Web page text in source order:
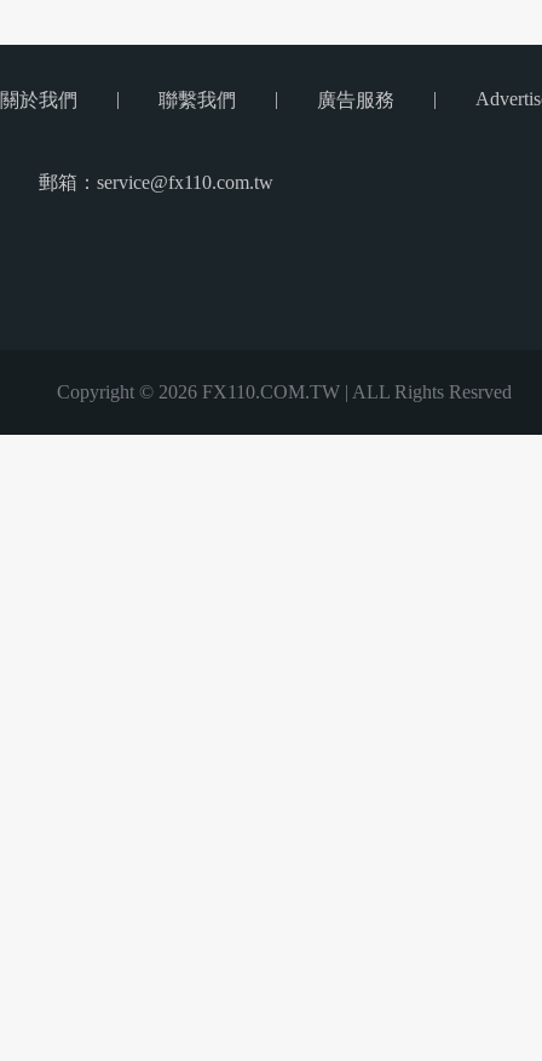
關於我們 | 聯繫我們 | 廣告服務 |
郵箱：service@fx110.com.tw
Copyright © 2026 FX110.COM.TW | ALL Rights Resrved